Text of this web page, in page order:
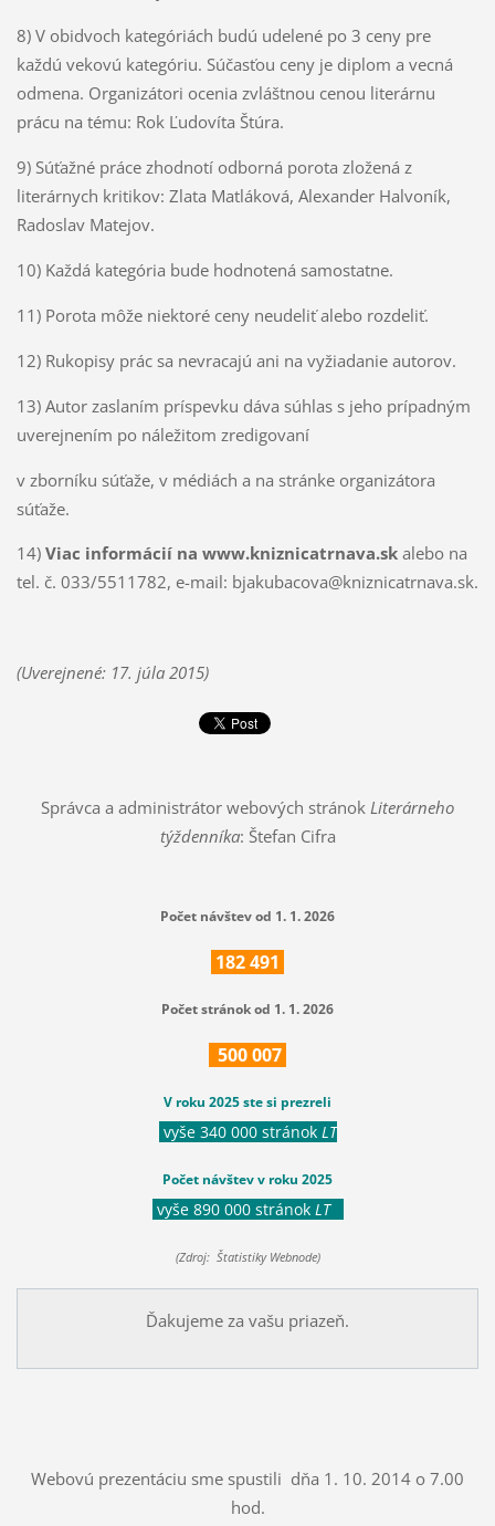
8) V obidvoch kategóriách budú udelené po 3 ceny pre
každú vekovú kategóriu. Súčasťou ceny je diplom a vecná
odmena. Organizátori ocenia zvláštnou cenou literárnu
prácu na tému: Rok Ľudovíta Štúra.
9) Súťažné práce zhodnotí odborná porota zložená z
literárnych kritikov: Zlata Matláková, Alexander Halvoník,
Radoslav Matejov.
10) Každá kategória bude hodnotená samostatne.
11) Porota môže niektoré ceny neudeliť alebo rozdeliť.
12) Rukopisy prác sa nevracajú ani na vyžiadanie autorov.
13) Autor zaslaním príspevku dáva súhlas s jeho prípadným
uverejnením po náležitom zredigovaní
v zborníku súťaže, v médiách a na stránke organizátora
súťaže.
14) Viac informácií na www.kniznicatrnava.skalebo na
tel. č. 033/5511782, e-mail: bjakubacova@kniznicatrnava.sk.
(Uverejnené: 17. júla 2015)
Správca a administrátor webových stránok Literárneho
týždenníka: Štefan Cifra
Počet návštev od 1. 1. 2026
182491
Počet stránok od 1. 1. 2026
500007
V roku 2025 ste si prezreli
vyše 340 000 stránok LT
Počet návštev v roku 2025
vyše 890 000 stránok LT
(Zdroj: Štatistiky Webnode)
Ďakujeme za vašu priazeň.
Webovú prezentáciu sme spustili dňa 1. 10. 2014 o 7.00
hod.